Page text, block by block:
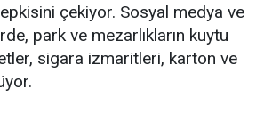
çekiyor. Sosyal medya ve
park ve mezarlıkların kuytu
sigara izmaritleri, karton ve